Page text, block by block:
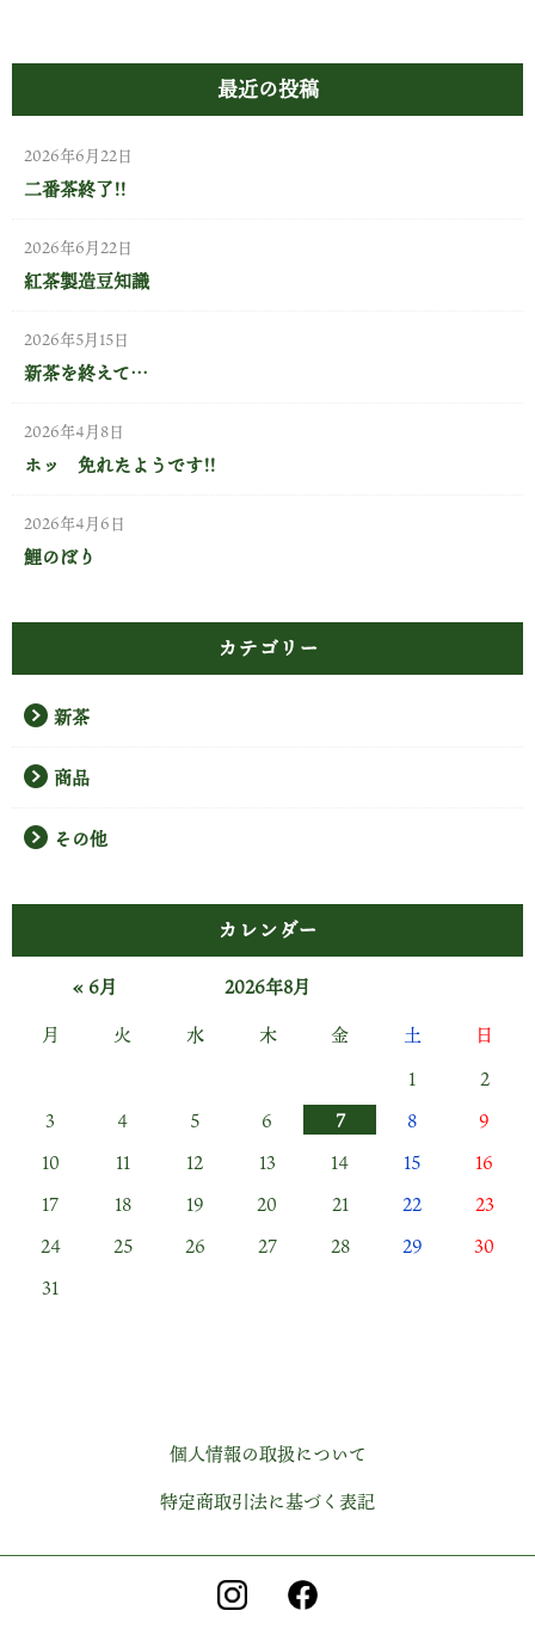
最近の投稿
二番茶終了!!
2026年6月22日
紅茶製造豆知識
2026年6月22日
新茶を終えて…
2026年5月15日
ホッ 免れたようです!!
2026年4月8日
鯉のぼり
2026年4月6日
カテゴリー
新茶
商品
その他
カレンダー
2026年8月
月
火 水 木 金 土
日
1
2
3
4 5 6 7 8
9
10
11 12 13 14 15
16
17
18 19 20 21 22
23
24
25 26 27 28 29
30
31
« 6月
個人情報の取扱について
特定商取引法に基づく表記